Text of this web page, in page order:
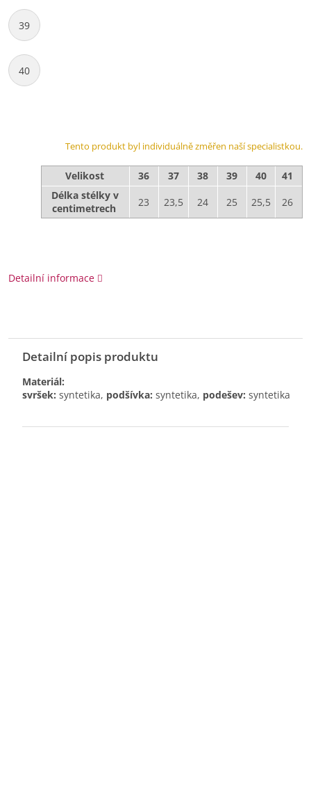
39
40
Tento produkt byl individuálně změřen naší specialistkou.
Velikost 36 37 38 39 40
41
Délka stélky v
centimetrech
23 23,5 24 25 25,5 26
Detailní informace
Detailní popis produktu
Materiál:
svršek: syntetika, podšívka: syntetika, podešev: syntetika